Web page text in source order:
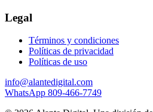
Legal
Términos y condiciones
Políticas de privacidad
Políticas de uso
info@alantedigital.com
WhatsApp 809-466-7749